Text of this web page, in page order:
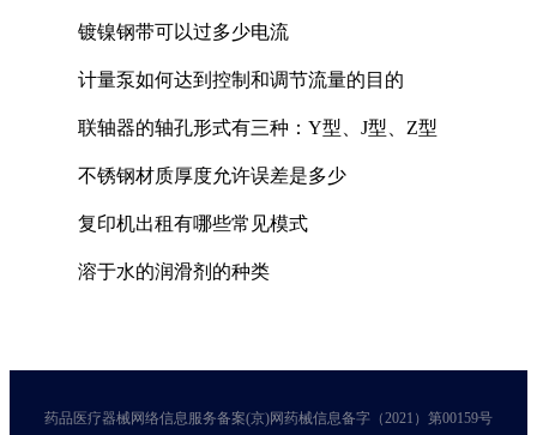
镀镍钢带可以过多少电流
计量泵如何达到控制和调节流量的目的
联轴器的轴孔形式有三种：Y型、J型、Z型
不锈钢材质厚度允许误差是多少
复印机出租有哪些常见模式
溶于水的润滑剂的种类
药品医疗器械网络信息服务备案(京)网药械信息备字（2021）第00159号